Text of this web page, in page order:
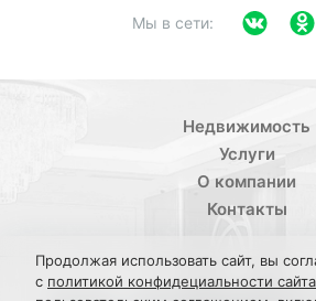
Мы в сети:
Недвижимость
Услуги
О компании
Контакты
Продолжая использовать сайт, вы
с политикой конфидециальности сайта